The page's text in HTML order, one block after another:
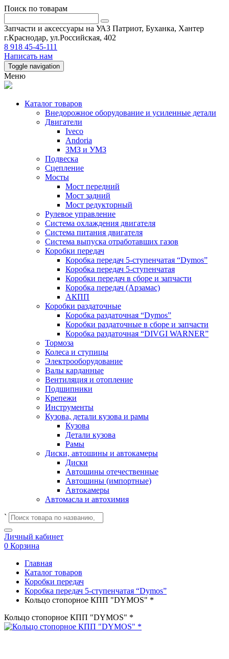
Поиск по товарам
Запчасти и аксессуары на УАЗ Патриот, Буханка, Хантер
г.Краснодар, ул.Российская, 402
8 918 45-45-111
Написать нам
Toggle navigation
Меню
Каталог товаров
Внедорожное оборудование и усиленные детали
Двигатели
Iveco
Andoria
ЗМЗ и УМЗ
Подвеска
Сцепление
Мосты
Мост передний
Мост задний
Мост редукторный
Рулевое управление
Система охлаждения двигателя
Система питания двигателя
Система выпуска отработавших газов
Коробки передач
Коробка передач 5-ступенчатая “Dymos”
Коробка передач 5-ступенчатая
Коробки передач в сборе и запчасти
Коробка передач (Арзамас)
АКПП
Коробки раздаточные
Коробка раздаточная “Dymos”
Коробки раздаточные в сборе и запчасти
Коробка раздаточная “DIVGI WARNER”
Тормоза
Колеса и ступицы
Электрооборудование
Валы карданные
Вентиляция и отопление
Подшипники
Крепежи
Инструменты
Кузова, детали кузова и рамы
Кузова
Детали кузова
Рамы
Диски, автошины и автокамеры
Диски
Автошины отечественные
Автошины (импортные)
Автокамеры
Автомасла и автохимия
`
Личный кабинет
0 Корзина
Главная
Каталог товаров
Коробки передач
Коробка передач 5-ступенчатая “Dymos”
Кольцо стопорное КПП "DYMOS" *
Кольцо стопорное КПП "DYMOS" *